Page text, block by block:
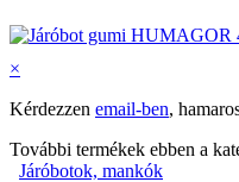
×
Kérdezzen email-ben,
További termékek ebben a
Járóbotok, mankók